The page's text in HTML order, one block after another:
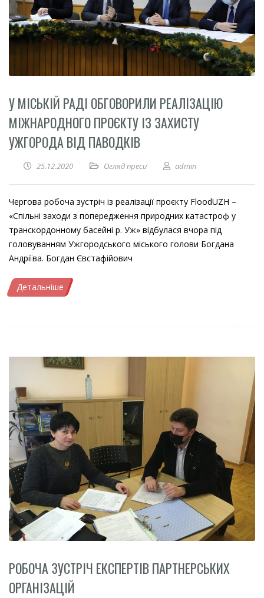
У МІСЬКІЙ РАДІ ОБГОВОРИЛИ РЕАЛІЗАЦІЮ
МІЖНАРОДНОГО ПРОЄКТУ ІЗ ЗАХИСТУ
УЖГОРОДА ВІД ПАВОДКІВ
25.12.2020 Огляд преси admin
Чергова робоча зустріч із реалізації проєкту FloodUZH –
«Спільні заходи з попередження природних катастроф у
транскордонному басейні р. Уж» відбулася вчора під
головуванням Ужгородського міського голови Богдана
Андріїва. Богдан Євстафійович
Детальніше
РОБОЧА ЗУСТРІЧ ЕКСПЕРТІВ ПАРТНЕРСЬКИХ
ОРГАНІЗАЦІЙ